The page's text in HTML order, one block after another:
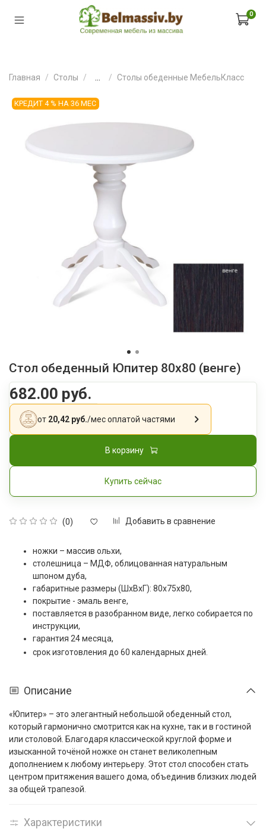
0
Главная Столы Столы обеденные МебельКласс
КРЕДИТ 4 % НА 36 МЕС
Стол обеденный Юпитер 80х80 (венге)
(0) Добавить в сравнение
682.00 руб.
от 20,42 руб./месоплатой частями
В корзину
Купить сейчас
ножки – массив ольхи,
столешница – МДФ, облицованная натуральным
шпоном дуба,
габаритные размеры (ШxВxГ): 80х75x80,
покрытие - эмаль венге,
поставляется в разобранном виде, легко собирается по
инструкции,
гарантия 24 месяца,
срок изготовления до 60 календарных дней.
Описание
«Юпитер» – это элегантный небольшой обеденный стол,
который гармонично смотрится как на кухне, так и в гостиной
или столовой. Благодаря классической круглой форме и
изысканной точёной ножке он станет великолепным
дополнением к любому интерьеру. Этот стол способен стать
центром притяжения вашего дома, объединив близких людей
за общей трапезой.
Характеристики